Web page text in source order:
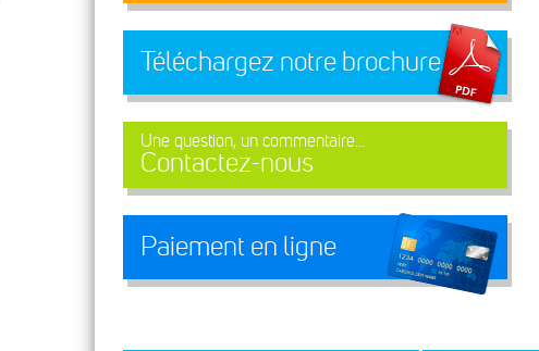
Téléchargez notre brochure
Une question, un commentaire...
Contactez-nous
Paiement en ligne